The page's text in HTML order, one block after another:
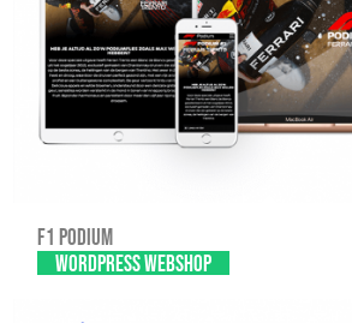
F1 Podium
WordPress Webshop